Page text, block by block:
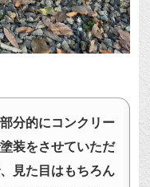
分的にコンクリー
装をさせていただ
見た目はもちろん